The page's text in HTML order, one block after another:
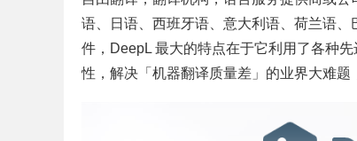
语、日语、西班牙语、意大利语、荷兰语、
件，DeepL 最大的特点在于它利用了各种
性，解决「机器翻译质量差」的业界大难题